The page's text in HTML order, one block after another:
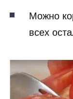
Можно
всех